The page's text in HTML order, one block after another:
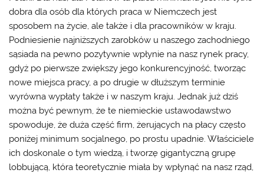
dobra dla osób dla których praca w Niemczech jest
sposobem na życie, ale także i dla pracowników w kraju.
Podniesienie najniższych zarobków u naszego zachodniego
sąsiada na pewno pozytywnie wpłynie na nasz rynek pracy,
gdyż po pierwsze zwiększy jego konkurencyjność, tworząc
nowe miejsca pracy, a po drugie w dłuższym terminie
wyrówna wypłaty także i w naszym kraju. Jednak już dziś
można być pewnym, że te niemieckie ustawodawstwo
spowoduje, że duża część firm, żerujących na płacy często
poniżej minimum socjalnego, po prostu upadnie. Właściciele
ich doskonale o tym wiedzą, i tworzę gigantyczną grupę
lobbującą, która teoretycznie miała by wpłynąć na nasz rząd,